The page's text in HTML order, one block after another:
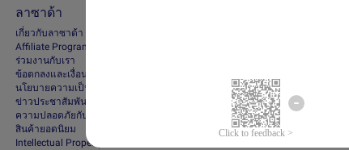
ลาซาด้า
เกี่ยวกับลาซาด้า
Afﬁliate Program
ร่วมงานกับเรา
ข้อตกลงและเงื่อนไข
นโยบายความเป็นส่วนตัว
ข่าวประชาสัมพันธ์
ความปลอดภัยกับลาซาด้า
สินค้ายอดนิยม
Intellectual Property Protection